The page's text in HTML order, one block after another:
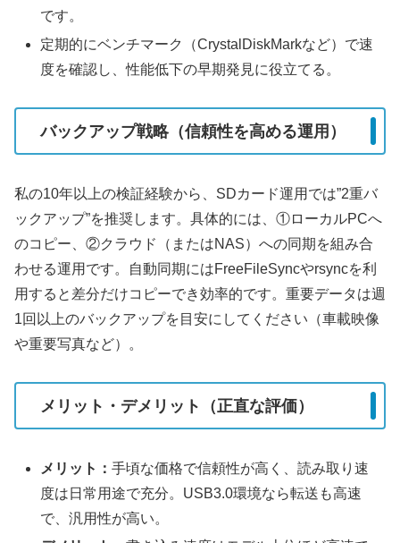
です。
定期的にベンチマーク（CrystalDiskMarkなど）で速
度を確認し、性能低下の早期発見に役立てる。
バックアップ戦略（信頼性を高める運用）
私の10年以上の検証経験から、SDカード運用では”2重バ
ックアップ”を推奨します。具体的には、①ローカルPCへ
のコピー、②クラウド（またはNAS）への同期を組み合
わせる運用です。自動同期にはFreeFileSyncやrsyncを利
用すると差分だけコピーでき効率的です。重要データは週
1回以上のバックアップを目安にしてください（車載映像
や重要写真など）。
メリット・デメリット（正直な評価）
メリット：手頃な価格で信頼性が高く、読み取り速
度は日常用途で充分。USB3.0環境なら転送も高速
で、汎用性が高い。